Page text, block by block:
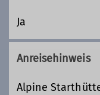
Ja
Anreisehinweis
Alpine